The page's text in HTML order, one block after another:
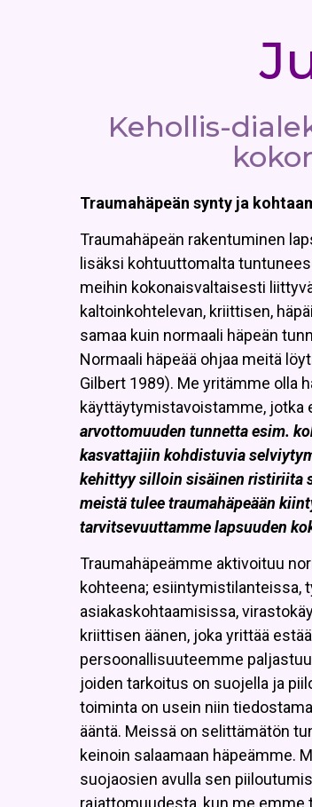
Kehollis-
Traumahäpeän synty ja
Traumahäpeän rakentuminen
lisäksi kohtuuttomalta
meihin kokonaisvaltaisesti
kaltoinkohtelevan, kriittisen,
samaa kuin normaali häpeän
Normaali häpeää ohjaa meitä
Gilbert 1989). Me yritämme olla
käyttäytymistavoistamme, jotka
arvottomuuden tunnetta esim.
kasvattajiin kohdistuvia
kehittyy silloin sisäinen ristiriita
meistä tulee traumahäpeään
tarvitsevuuttamme lapsuuden
Traumahäpeämme aktivoituu
kohteena; esiintymistilanteissa,
asiakaskohtaamisissa,
kriittisen äänen, joka yrittää
persoonallisuuteemme
joiden tarkoitus on suojella ja
toiminta on usein niin
ääntä. Meissä on selittämätön
keinoin salaamaan häpeämme.
suojaosien avulla sen